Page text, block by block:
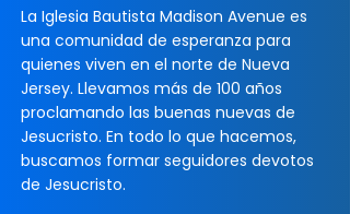
La Iglesia Bautista Madison Avenue es
una comunidad de esperanza para
quienes viven en el norte de Nueva
Jersey. Llevamos más de 100 años
proclamando las buenas nuevas de
Jesucristo. En todo lo que hacemos,
buscamos formar seguidores devotos
de Jesucristo.